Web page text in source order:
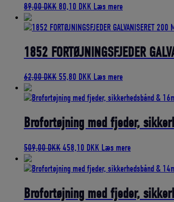
89,00DKK Den
pris
89,00 DKK.
80,10 DKK Den
pris
80,10 DKK.
Læs mere
1852 FORTØJNINGSFJEDER
62,00DKK Den
pris
62,00 DKK.
55,80 DKK Den
pris
55,80 DKK.
Læs mere
Brofortøjning med fjeder,
509,00DKKDen
pris
509,00 DKK.
458,10 DKK Den
pris
458,10 DKK.
Læs mere
Brofortøjning med fjeder,